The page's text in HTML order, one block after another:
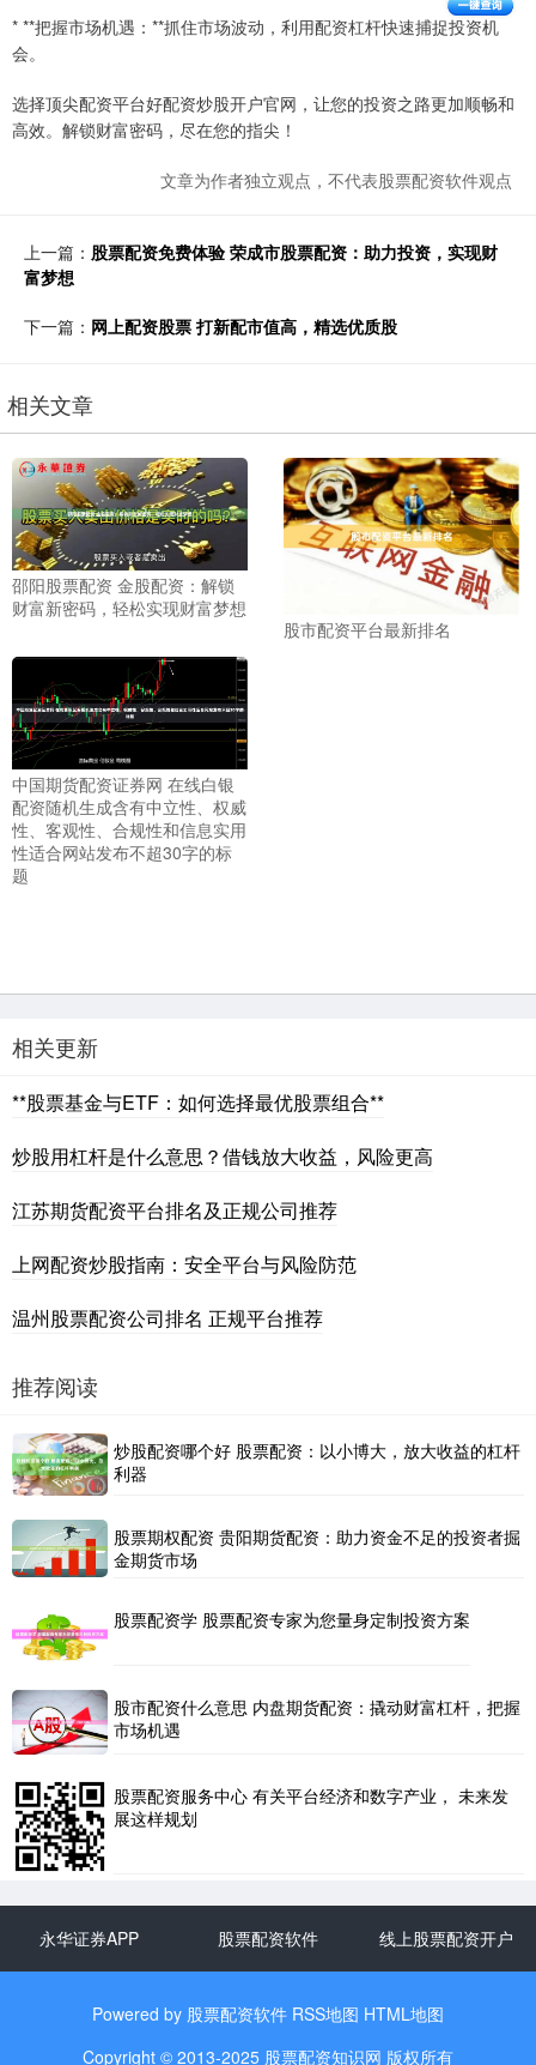
* **把握市场机遇：**抓住市场波动，利用配资杠杆快速捕捉投资机
会。
选择顶尖配资平台好配资炒股开户官网，让您的投资之路更加顺畅和
高效。解锁财富密码，尽在您的指尖！
文章为作者独立观点，不代表股票配资软件观点
上一篇： 股票配资免费体验 荣成市股票配资：助力投资，实现财
富梦想
下一篇： 网上配资股票 打新配市值高，精选优质股
相关文章
邵阳股票配资 金股配资：解锁
财富新密码，轻松实现财富梦想
股市配资平台最新排名
中国期货配资证券网 在线白银
配资随机生成含有中立性、权威
性、客观性、合规性和信息实用
性适合网站发布不超30字的标
题
相关更新
**股票基金与ETF：如何选择最优股票组合**
炒股用杠杆是什么意思？借钱放大收益，风险更高
江苏期货配资平台排名及正规公司推荐
上网配资炒股指南：安全平台与风险防范
温州股票配资公司排名 正规平台推荐
推荐阅读
炒股配资哪个好 股票配资：以小博大，放大收益的杠杆
利器
股票期权配资 贵阳期货配资：助力资金不足的投资者掘
金期货市场
股票配资学 股票配资专家为您量身定制投资方案
股市配资什么意思 内盘期货配资：撬动财富杠杆，把握
市场机遇
股票配资服务中心 有关平台经济和数字产业， 未来发
展这样规划
永华证券APP 股票配资软件 线上股票配资开户
Powered by 股票配资软件 RSS地图 HTML地图
Copyright © 2013-2025 股票配资知识网 版权所有